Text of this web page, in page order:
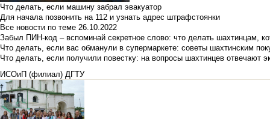
Что делать, если машину забрал эвакуатор
Для начала позвонить на 112 и узнать адрес штрафстоянки
Все новости по теме 26.10.2022
Забыл ПИН-код – вспоминай секретное слово: что делать шахтинцам,
Что делать, если вас обманули в супермаркете: советы шахтинским
Что делать, если получили повестку: на вопросы шахтинцев отвечают
ИСОиП (филиал) ДГТУ